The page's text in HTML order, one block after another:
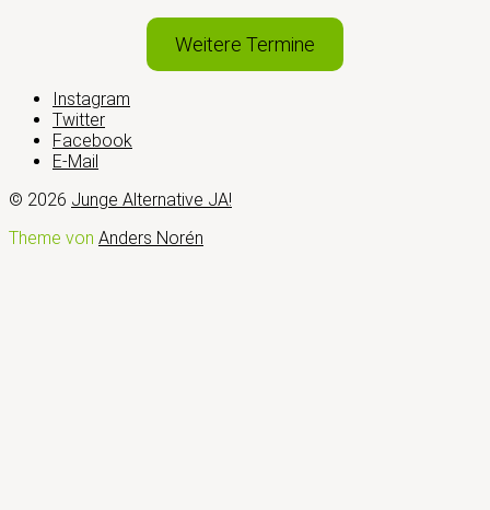
Weitere Termine
Instagram
Twitter
Facebook
E-Mail
© 2026 Junge Alternative JA!
Theme von Anders Norén